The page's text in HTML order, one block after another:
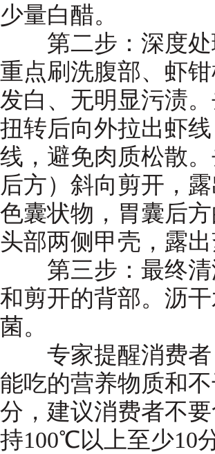
少量白醋。
第二步：深度处
重点刷洗腹部、虾
发白、无明显污渍
扭转后向外拉出虾
线，避免肉质松散
后方）斜向剪开，
色囊状物，胃囊后
头部两侧甲壳，露
第三步：最终清
和剪开的背部。沥
菌。
专家提醒消费者
能吃的营养物质和
分，建议消费者不
持100℃以上至少10